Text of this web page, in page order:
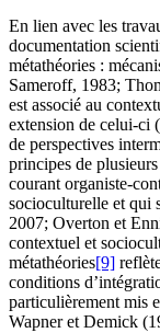
En lien avec les
documentation
métathéories :
Sameroff, 1983;
est associé au
extension de celui-ci
de perspectives
principes de
courant organiste-
socioculturelle et qui
2007; Overton et
contextuel et
métathéories[9]
conditions
particulièrement mis
Wapner et Demick